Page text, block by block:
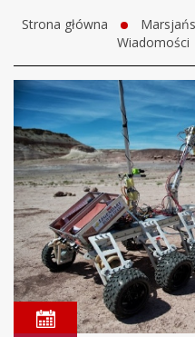
Strona główna
Wiadomości